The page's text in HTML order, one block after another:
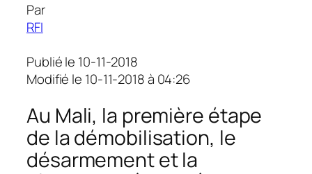
Par
RFI
Publié le 10-11-2018
Modifié le 10-11-2018 à 04:26
Au Mali, la première étape
de la démobilisation, le
désarmement et la